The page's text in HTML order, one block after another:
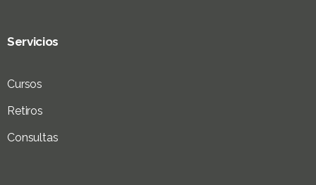
Servicios
Cursos
Retiros
Consultas